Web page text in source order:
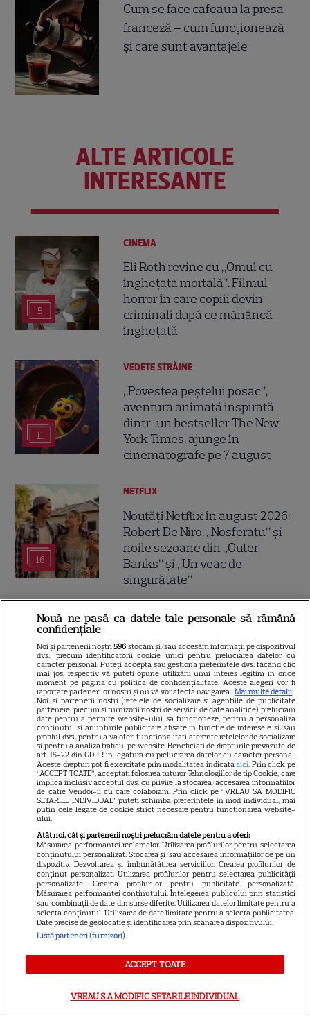
Cum se face cafeaua la presa
franceză – cum funcționează
și care sunt avantajele
ALTE ARTICOLE
INTERESANTE
5
CINEMA
Eli Roth revine cu „Omul cu
înghețata mortală”. Filmul
horror în care copiii devin
criminali după ce mănâncă
înghețată
11
VEDETE STRĂINE
„Povestea peștelui posac”,
aventura animată inspirată
dintr-un bestseller The New
York Times, ajunge în
cinematografe pe 7 august
16
NETFLIX
Noutăți Netflix în august 2026:
Robert De Niro, „Nosferatu” și
noile sezoane din „Outer
Banks” și „Un veac de
singurătate”
14
VEDETE STRĂINE
Sean Astin din „Stăpânul
Inelelor” a fost nevoit să își
vândă casa din cauza
salariului mic: Câți bani a
primit de fapt
14
VEDETE STRĂINE
Elon Musk, atac la adresa
regizorului premiat cu Oscar
care a realizat documentarul
despre viața sa. Filmul are 232
de minute
3
VEDETE STRĂINE
Marvel are un nou Black
Panther. David Jonsson preia
moștenirea lui Chadwick
Boseman
Ryan Gosling este noul Ghost
Nouă ne pasă ca datele tale personale să rămână
confidențiale
Noi și partenerii noștri596 stocăm și/sau accesăm informații pe dispozitivul
dvs., precum identificatorii cookie unici pentru prelucrarea datelor cu
caracter personal. Puteți accepta sau gestiona preferințele dvs. făcând clic
mai jos, respectiv vă puteți opune utilizării unui interes legitim în orice
moment pe pagina cu politica de confidențialitate. Aceste alegeri vor fi
raportate partenerilor noștri și nu vă vor afecta navigarea. Mai multe detalii
Noi si partenerii nostri (retelele de socializare si agentiile de publicitate
partenere, precum si furnizorii nostri de servicii de date analitice) prelucram
date pentru a permite website-ului sa functioneze, pentru a personaliza
continutul si anunturile publicitare afisate in functie de interesele si/sau
profilul dvs., pentru a va oferi functionalitati aferente retelelor de socializare
si pentru a analiza traficul pe website. Beneficiati de drepturile prevazute de
art. 15-22 din GDPR in legatura cu prelucrarea datelor cu caracter personal.
Aceste drepturi pot fi exercitate prin modalitatea indicataaici. Prin click pe
“ACCEPT TOATE”, acceptati folosirea tuturor Tehnologiilor de tip Cookie, care
implica inclusiv acceptul dvs. cu privire la stocarea/accesarea informatiilor
de catre Vendor-ii cu care colaboram. Prin click pe “VREAU SA MODIFIC
SETARILE INDIVIDUAL” puteti schimba preferintele in mod individual, mai
putin cele legate de cookie strict necesare pentru functionarea website-
ului.
Atât noi, cât și partenerii noștri prelucrăm datele pentru a oferi:
Măsurarea performanței reclamelor. Utilizarea profilurilor pentru selectarea
conținutului personalizat. Stocarea și/sau accesarea informațiilor de pe un
dispozitiv. Dezvoltarea și îmbunătățirea serviciilor. Crearea profilurilor de
conținut personalizat. Utilizarea profilurilor pentru selectarea publicității
personalizate. Crearea profilurilor pentru publicitate personalizată.
Măsurarea performanței conținutului. Înțelegerea publicului prin statistici
sau combinații de date din surse diferite. Utilizarea datelor limitate pentru a
selecta conținutul. Utilizarea de date limitate pentru a selecta publicitatea.
Date precise de geolocație și identificarea prin scanarea dispozitivului.
Listă parteneri (furnizori)
ACCEPT TOATE
VREAU SA MODIFIC SETARILE INDIVIDUAL